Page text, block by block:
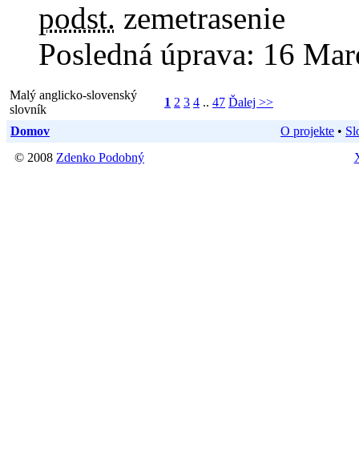
podst. zemetrasenie
Posledná úprava: 16
Malý anglicko-slovenský
slovník
1 2 3 4 .. 47 Ďalej >>
Domov O projekte •
© 2008 Zdenko Podobný